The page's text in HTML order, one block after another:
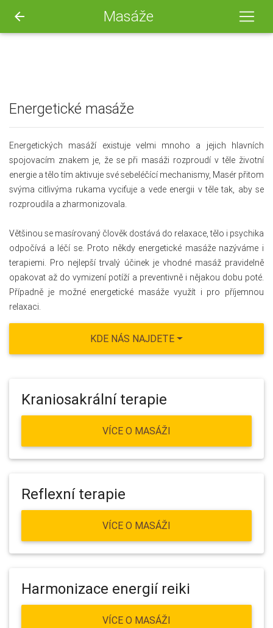
arrow_back Masáže
Energetické masáže
Energetických masáží existuje velmi mnoho a jejich hlavních
spojovacím znakem je, že se při masáži rozproudí v těle životní
energie a tělo tím aktivuje své sebeléčící mechanismy, Masér přitom
svýma citlivýma rukama vyciťuje a vede energii v těle tak, aby se
rozproudila a zharmonizovala.
Většinou se masírovaný člověk dostává do relaxace, tělo i psychika
odpočívá a léčí se. Proto někdy energetické masáže nazýváme i
terapiemi. Pro nejlepší trvalý účinek je vhodné masáž pravidelně
opakovat až do vymizení potíží a preventivně i nějakou dobu poté.
Případně je možné energetické masáže využít i pro příjemnou
relaxaci.
KDE NÁS NAJDETE
Kraniosakrální terapie
VÍCE O MASÁŽI
Reflexní terapie
VÍCE O MASÁŽI
Harmonizace energií reiki
VÍCE O MASÁŽI